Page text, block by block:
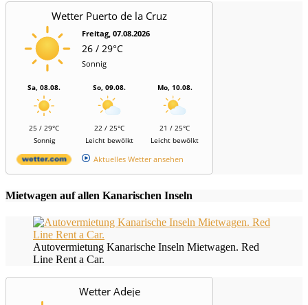
Wetter Puerto de la Cruz
Freitag, 07.08.2026
26 / 29°C
Sonnig
Sa, 08.08.
25 / 29°C
Sonnig
So, 09.08.
22 / 25°C
Leicht bewölkt
Mo, 10.08.
21 / 25°C
Leicht bewölkt
Aktuelles Wetter ansehen
Mietwagen auf allen Kanarischen Inseln
Autovermietung Kanarische Inseln Mietwagen. Red
Line Rent a Car.
Wetter Adeje